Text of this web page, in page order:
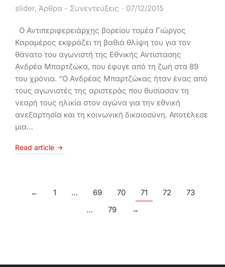
slider, Άρθρα - Συνεντεύξεις 07/12/2015
Ο Αντιπεριφερειάρχης βορείου τομέα Γιώργος
Καραμέρος εκφράζει τη βαθιά θλίψη του για τον
θάνατο του αγωνιστή της Εθνικής Αντίστασης
Ανδρέα Μπαρτζώκα, που έφυγε από τη ζωή στα 89
του χρόνια. “Ο Ανδρέας Μπαρτζώκας ήταν ένας από
τους αγωνιστές της αριστεράς που θυσίασαν τη
νεαρή τους ηλικία στον αγώνα για την εθνική
ανεξαρτησία και τη κοινωνική δικαιοσύνη. Αποτέλεσε
μια…
Read article
← 1 … 69 70 71 72
73
…
79 →